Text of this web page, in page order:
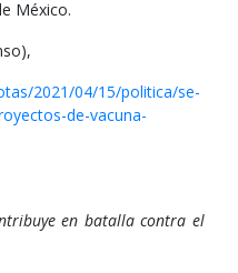
México.
2021/04/15/politica/se-
de-vacuna-
en batalla contra el